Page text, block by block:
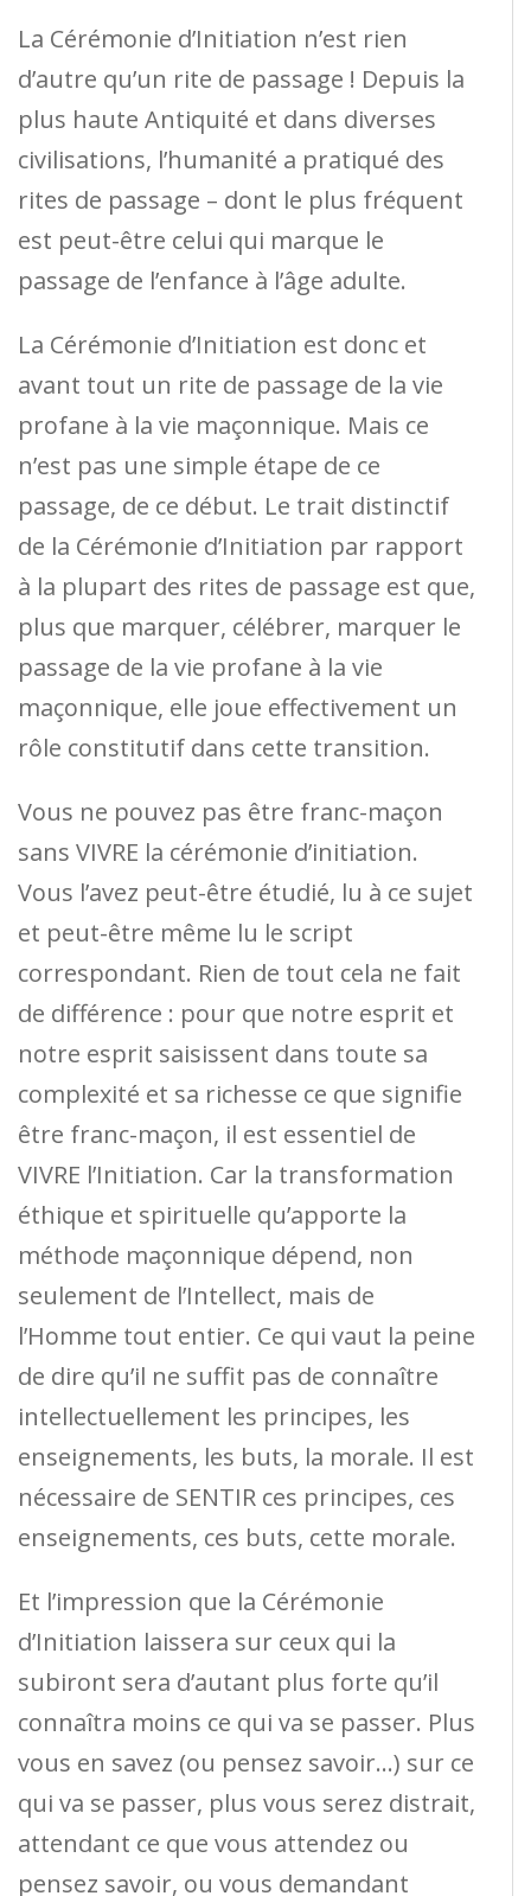
La Cérémonie d’Initiation n’est rien
d’autre qu’un rite de passage ! Depuis la
plus haute Antiquité et dans diverses
civilisations, l’humanité a pratiqué des
rites de passage – dont le plus fréquent
est peut-être celui qui marque le
passage de l’enfance à l’âge adulte.
La Cérémonie d’Initiation est donc et
avant tout un rite de passage de la vie
profane à la vie maçonnique. Mais ce
n’est pas une simple étape de ce
passage, de ce début. Le trait distinctif
de la Cérémonie d’Initiation par rapport
à la plupart des rites de passage est que,
plus que marquer, célébrer, marquer le
passage de la vie profane à la vie
maçonnique, elle joue effectivement un
rôle constitutif dans cette transition.
Vous ne pouvez pas être franc-maçon
sans VIVRE la cérémonie d’initiation.
Vous l’avez peut-être étudié, lu à ce sujet
et peut-être même lu le script
correspondant. Rien de tout cela ne fait
de différence : pour que notre esprit et
notre esprit saisissent dans toute sa
complexité et sa richesse ce que signifie
être franc-maçon, il est essentiel de
VIVRE l’Initiation. Car la transformation
éthique et spirituelle qu’apporte la
méthode maçonnique dépend, non
seulement de l’Intellect, mais de
l’Homme tout entier. Ce qui vaut la peine
de dire qu’il ne suffit pas de connaître
intellectuellement les principes, les
enseignements, les buts, la morale. Il est
nécessaire de SENTIR ces principes, ces
enseignements, ces buts, cette morale.
Et l’impression que la Cérémonie
d’Initiation laissera sur ceux qui la
subiront sera d’autant plus forte qu’il
connaîtra moins ce qui va se passer. Plus
vous en savez (ou pensez savoir…) sur ce
qui va se passer, plus vous serez distrait,
attendant ce que vous attendez ou
pensez savoir, ou vous demandant